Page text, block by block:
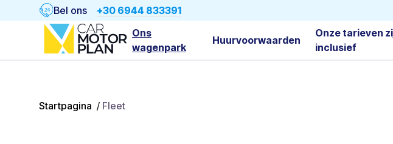
Bel ons +30 6944 833391
Ons
wagenpark
Huurvoorwaarden
Onze tarieven
inclusief
Startpagina / Fleet